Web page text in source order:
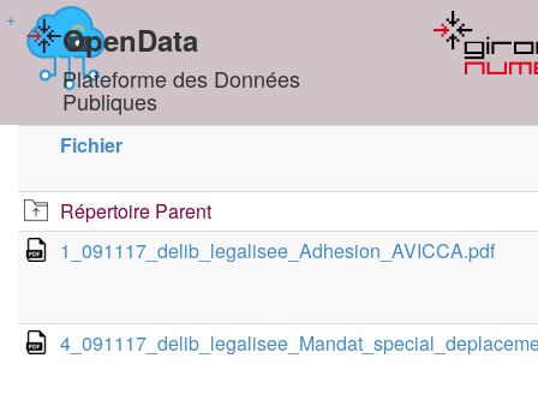
+
OpenData
Plateforme des Données
Publiques
Fichier
Répertoire Parent
1_091117_delib_legalisee_Adhesion_AVICCA.pdf